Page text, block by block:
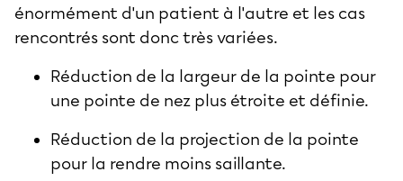
énormément d'un patient à l'autre et les cas
rencontrés sont donc très variées.
Réduction de la largeur de la pointe pour
une pointe de nez plus étroite et définie.
Réduction de la projection de la pointe
pour la rendre moins saillante.